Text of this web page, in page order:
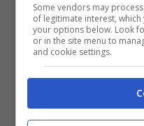
«Ogni edizione, da
affascinante giro
l’assessore al
Vincenzo Carnevale
Some vendors may
of legitimate interest,
your options below. Look
or in the site menu to
and cookie settings.